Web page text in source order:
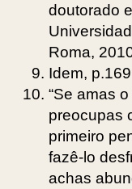
doutorado
Roma,
Idem,
“Se amas
preocupas
primeiro
fazê-lo
achas